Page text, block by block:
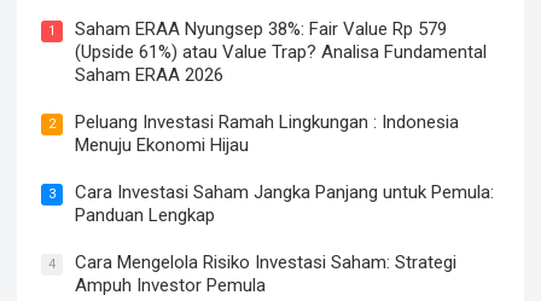
1
Saham ERAA Nyungsep 38%: Fair Value Rp 579
(Upside 61%) atau Value Trap? Analisa Fundamental
Saham ERAA 2026
2
Peluang Investasi Ramah Lingkungan : Indonesia
Menuju Ekonomi Hijau
3
Cara Investasi Saham Jangka Panjang untuk Pemula:
Panduan Lengkap
4
Cara Mengelola Risiko Investasi Saham: Strategi
Ampuh Investor Pemula